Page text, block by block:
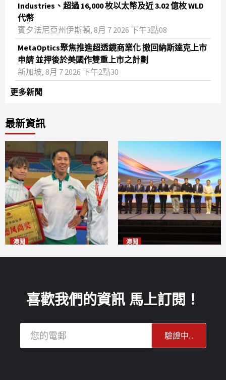
Industries、超過 16,000 枚以太幣及近 3.02 億枚 WLD
代幣
賓夕法尼亞州伊斯頓, 8月 7 2026 下午3點08
MetaOptics聚焦推進超透鏡商業化 撤回納斯達克上市
申請 並押後於美國作雙重上市之計劃
新加坡, 8月 7 2026 下午2點30
更多新聞
最新資訊
澳聞 澳聞
喜歡我們的資訊 馬上訂閱！